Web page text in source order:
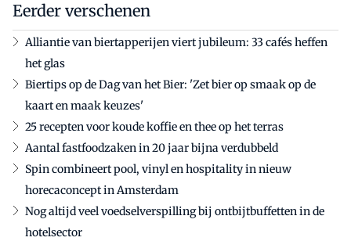
Eerder verschenen
Alliantie van biertapperijen viert jubileum: 33 cafés heffen
het glas
Biertips op de Dag van het Bier: 'Zet bier op smaak op de
kaart en maak keuzes'
25 recepten voor koude koffie en thee op het terras
Aantal fastfoodzaken in 20 jaar bijna verdubbeld
Spin combineert pool, vinyl en hospitality in nieuw
horecaconcept in Amsterdam
Nog altijd veel voedselverspilling bij ontbijtbuffetten in de
hotelsector